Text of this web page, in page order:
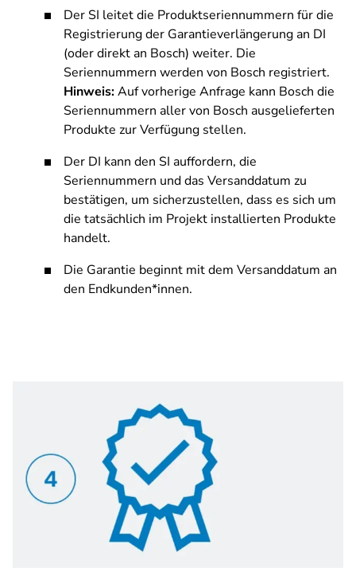
Der SI leitet die Produktseriennummern für die
Registrierung der Garantieverlängerung an DI
(oder direkt an Bosch) weiter. Die
Seriennummern werden von Bosch registriert.
Hinweis:Auf vorherige Anfrage kann Bosch die
Seriennummern aller von Bosch ausgelieferten
Produkte zur Verfügung stellen.
Der DI kann den SI auffordern, die
Seriennummern und das Versanddatum zu
bestätigen, um sicherzustellen, dass es sich um
die tatsächlich im Projekt installierten Produkte
handelt.
Die Garantie beginnt mit dem Versanddatum an
den Endkunden*innen.